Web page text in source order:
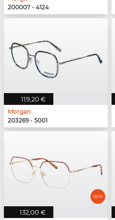
200007 - 4124
119,20 €
Morgan
203269 - 5001
132,00 €